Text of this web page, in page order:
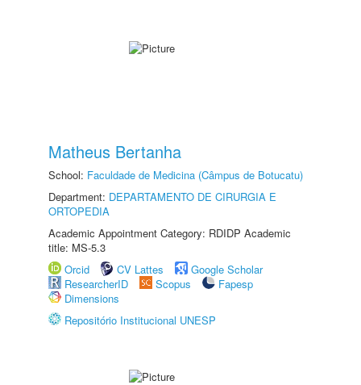
Matheus Bertanha
School: Faculdade de Medicina (Câmpus de Botucatu)
Department: DEPARTAMENTO DE CIRURGIA E
ORTOPEDIA
Academic Appointment Category: RDIDP Academic
title: MS-5.3
Orcid
CV Lattes
Google Scholar
ResearcherID
Scopus
Fapesp
Dimensions
Repositório Institucional UNESP